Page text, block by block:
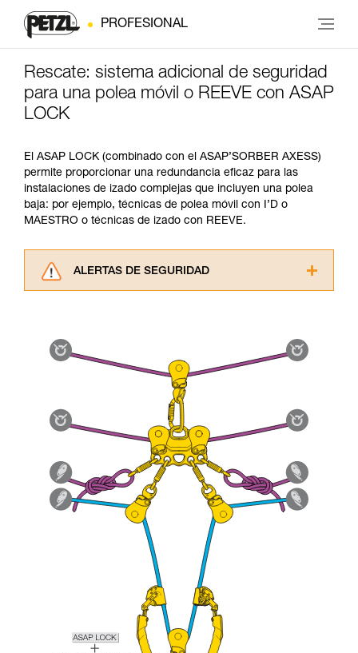
PROFESIONAL
Rescate: sistema adicional de seguridad
para una polea móvil o REEVE con ASAP
LOCK
El ASAP LOCK (combinado con el ASAP’SORBER AXESS)
permite proporcionar una redundancia eficaz para las
instalaciones de izado complejas que incluyen una polea
baja: por ejemplo, técnicas de polea móvil con I’D o
MAESTRO o técnicas de izado con REEVE.
ALERTAS DE SEGURIDAD
información de la ficha técnica para poder
comprender este complemento informativo.
Dominar estas técnicas requiere una formación
y un entrenamiento específico. Confirme a
través de un profesional su capacidad para
ejecutar estas técnicas, solo y con total
seguridad, antes de ejecutarlas de forma
Damos ejemplos de técnicas relacionadas con
su actividad. Pueden existir otras que no
describimos aquí.